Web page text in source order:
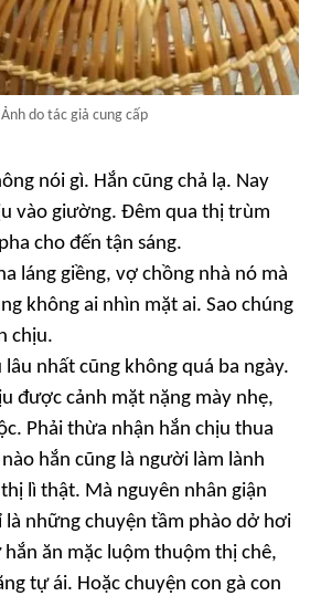
Ảnh do tác giả cung cấp
nói gì. Hắn cũng chả lạ. Nay
vào giường. Đêm qua thị trùm
cho đến tận sáng.
láng giềng, vợ chồng nhà nó mà
không ai nhìn mặt ai. Sao chúng
chịu.
lâu nhất cũng không quá ba ngày.
được cảnh mặt nặng mày nhẹ,
Phải thừa nhận hắn chịu thua
hắn cũng là người làm lành
lì thật. Mà nguyên nhân giận
là những chuyện tầm phào dở hơi
hắn ăn mặc luộm thuộm thị chê,
tự ái. Hoặc chuyện con gà con